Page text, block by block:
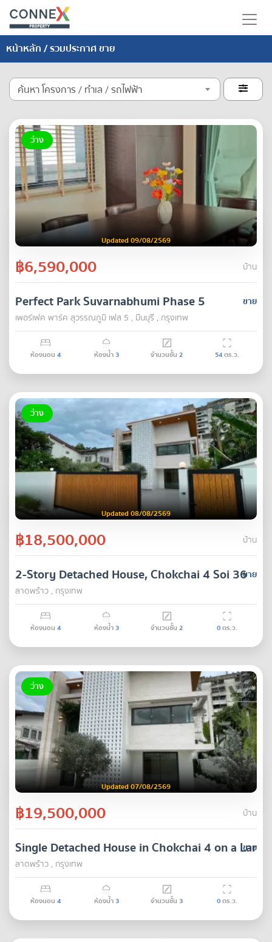
หน้าหลัก/ รวมประกาศ ขาย
ค้นหา โครงการ / ทำเล / รถไฟฟ้า 
ว่าง
Updated 09/08/2569
฿6,590,000 บ้าน
ขาย
Perfect Park Suvarnabhumi Phase 5
เพอร์เฟค พาร์ค สุวรรณภูมิ เฟส 5 , มีนบุรี , กรุงเทพ
ห้องนอน 4 ห้องน้ำ3 จำนวนชั้น 2 54ตร.ว.
ว่าง
Updated 08/08/2569
฿18,500,000 บ้าน
ขาย
2-Story Detached House, Chokchai 4 Soi 36
ลาดพร้าว , กรุงเทพ
ห้องนอน 4 ห้องน้ำ3 จำนวนชั้น 2 0ตร.ว.
ว่าง
Updated 07/08/2569
฿19,500,000 บ้าน
ขาย
Single Detached House in Chokchai 4 on a
ลาดพร้าว , กรุงเทพ
ห้องนอน 4 ห้องน้ำ3 จำนวนชั้น 3 0ตร.ว.